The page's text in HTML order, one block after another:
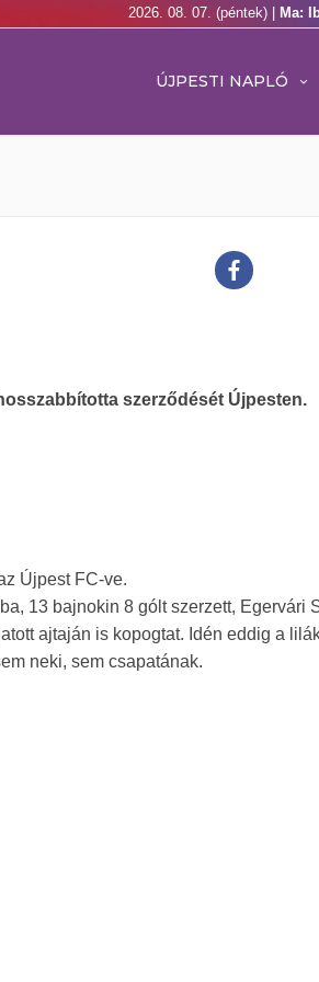
2026. 08. 07. (péntek) | Ma:
ÚJPESTI NAPLÓ
szerződését Újpesten.
Újpest FC-ve.
13 bajnokin 8 gólt szerzett, Egervári
ajtaján is kopogtat. Idén eddig a
neki, sem csapatának.